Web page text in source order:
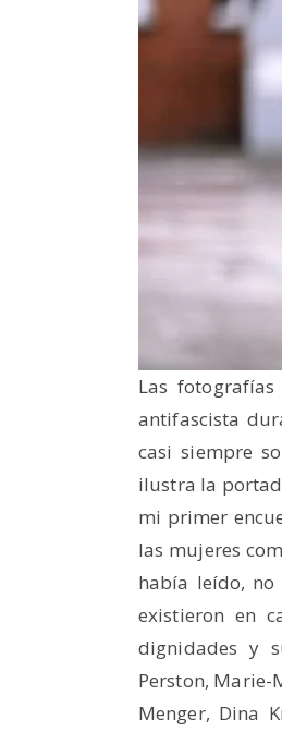
Las
antifascista
casi siempre
ilustra la
mi primer
las mujeres
había leído,
existieron en
dignidades y
Perston, Marie-
Menger, Dina